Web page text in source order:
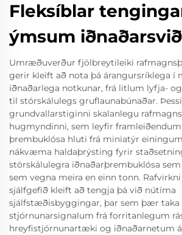
Fleksíblar
ýmsum
Umræðuverður fjölbreytileiki
gerir kleift að nota þá árangursríklega í
iðnaðarlega notkunar, frá litlum lyfja-
til stórskálulegs gruflaunabúnaðar.
grundvallarstiginni skalanlegu
hugmyndinni, sem leyfir framleiðendum
þrembuklósa hluti frá miniatýr
nákvæma haldaþrýsting fyrir
stórskálulegra iðnaðarþrembuklósa
sem vegna meira en einn tonn.
sjálfgefið kleift að tengja þá við nútíma
sjálfstæðisbyggingar, þar sem þær taka
stjórnunarsignalum frá forritanlegum
hreyfistjórnunartæki og iðnaðarnetum